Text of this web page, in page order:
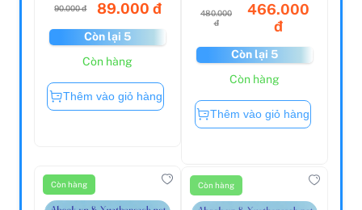
90.000 đ 89.000 đ
Còn lại 5
Còn hàng
Thêm vào giỏ hàng
480.000
đ
466.000
đ
Còn lại 5
Còn hàng
Thêm vào giỏ hàng
Còn hàng Còn hàng